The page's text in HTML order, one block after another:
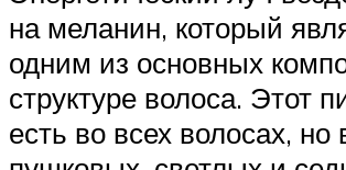
на меланин, который
одним из основных
структуре волоса. Этот
есть во всех волосах, но